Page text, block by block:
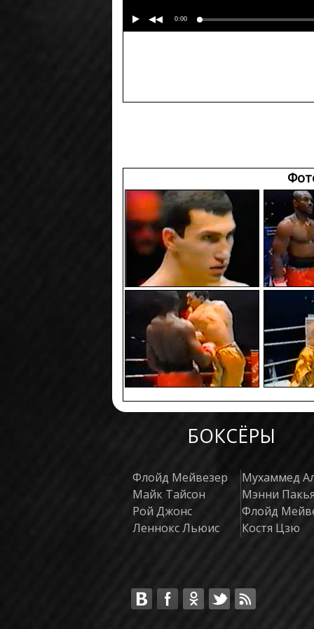
0:00
БОКСЁРЫ
Флойд Мейвезер
Майк Тайсон
Рой Джонс
Леннокс Льюис
Мухаммед
Мэнни
Флойд
Костя Цзю